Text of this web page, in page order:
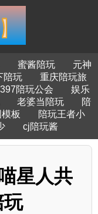
蜜酱陪玩
元神
陪玩
重庆陪玩旅
397陪玩公会
娱乐
老婆当陪玩
陪
板
陪玩王者小
cj陪玩酱
星人共